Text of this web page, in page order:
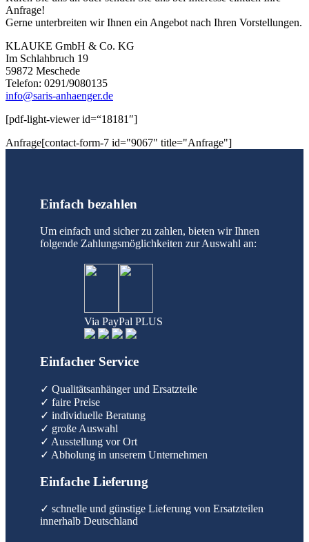
Anfrage!
Gerne unterbreiten wir Ihnen ein Angebot nach Ihren Vorstellungen.
KLAUKE GmbH & Co. KG
Im Schlahbruch 19
59872 Meschede
Telefon: 0291/9080135
info@saris-anhaenger.de
[pdf-light-viewer id=“18181″]
Anfrage[contact-form-7 id="9067" title="Anfrage"]
Einfach bezahlen
Um einfach und sicher zu zahlen, bieten wir Ihnen
folgende Zahlungsmöglichkeiten zur Auswahl an:
Via PayPal PLUS
Einfacher Service
✓ Qualitätsanhänger und Ersatzteile
✓ faire Preise
✓ individuelle Beratung
✓ große Auswahl
✓ Ausstellung vor Ort
✓ Abholung in unserem Unternehmen
Einfache Lieferung
✓ schnelle und günstige Lieferung von Ersatzteilen
innerhalb Deutschland